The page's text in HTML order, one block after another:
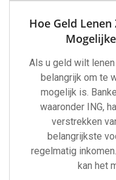
Hoe Geld
Als u geld wilt
belangrijk om te
mogelijk is.
waaronder ING,
verstrekken
belangrijkste
regelmatig
kan het